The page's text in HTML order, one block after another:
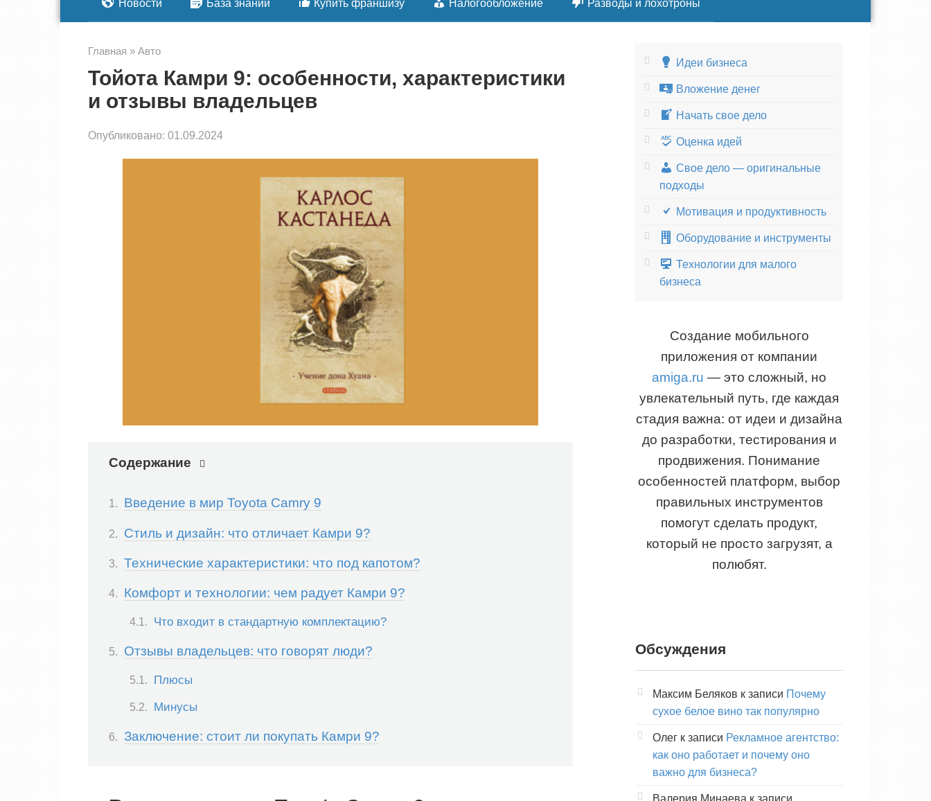
Новости База знаний Купить франшизу Налогообложение Разводы и лохотроны
Главная » Авто
Тойота Камри 9: особенности, характеристики
и отзывы владельцев
Опубликовано: 01.09.2024
Содержание
Введение в мир Toyota Camry 9
Стиль и дизайн: что отличает Камри 9?
Технические характеристики: что под капотом?
Комфорт и технологии: чем радует Камри 9?
Что входит в стандартную комплектацию?
Отзывы владельцев: что говорят люди?
Плюсы
Минусы
Заключение: стоит ли покупать Камри 9?
Идеи бизнеса
Вложение денег
Начать свое дело
Оценка идей
Свое дело — оригинальные
подходы
Мотивация и продуктивность
Оборудование и инструменты
Технологии для малого
бизнеса
Создание мобильного
приложения от компании
amiga.ru — это сложный, но
увлекательный путь, где каждая
стадия важна: от идеи и дизайна
до разработки, тестирования и
продвижения. Понимание
особенностей платформ, выбор
правильных инструментов
помогут сделать продукт,
который не просто загрузят, а
полюбят.
Обсуждения
Максим Беляков к записи Почему
сухое белое вино так популярно
Олег к записи Рекламное агентство:
как оно работает и почему оно
важно для бизнеса?
Валерия Минаева к записи